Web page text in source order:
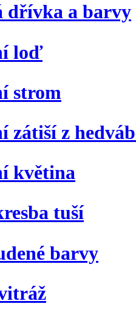
dřívka a barvy
loď
strom
zátiší z
květina
tuší
barvy